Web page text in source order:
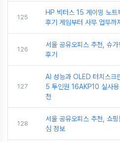
125
HP 빅터스 15 게이밍 노
후기 게임부터 사무 업무까
126
서울 공유오피스 추천, 슈
후기
127
AI 성능과 OLED 터치스크
5 투인원 16AKP10 실사
천
128
서울 공유오피스 추천, 쇼
심 정보